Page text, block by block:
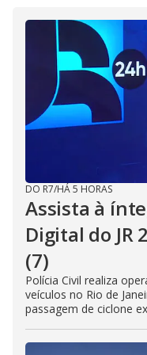
DO R7/HÁ 5 HORAS
Assista à
Digital do JR
(7)
Polícia Civil realiza
veículos no Rio de
passagem de ciclone